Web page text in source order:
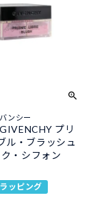
ンシー
プリ
ル・ブラッシュ
・シフォン
ラッピング